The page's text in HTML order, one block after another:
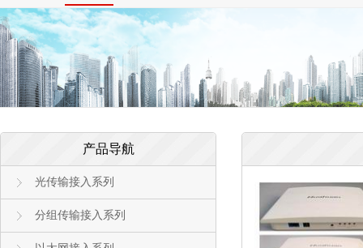
产品导航
光传输接入系列
分组传输接入系列